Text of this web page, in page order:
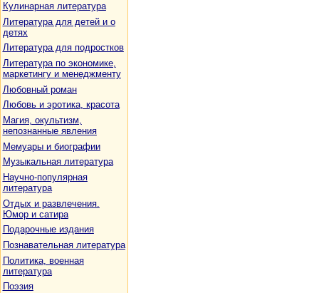
Кулинарная литература
Литература для детей и о
детях
Литература для подростков
Литература по экономике,
маркетингу и менеджменту
Любовный роман
Любовь и эротика, красота
Магия, окультизм,
непознанные явления
Мемуары и биографии
Музыкальная литература
Научно-популярная
литература
Отдых и развлечения.
Юмор и сатира
Подарочные издания
Познавательная литература
Политика, военная
литература
Поэзия